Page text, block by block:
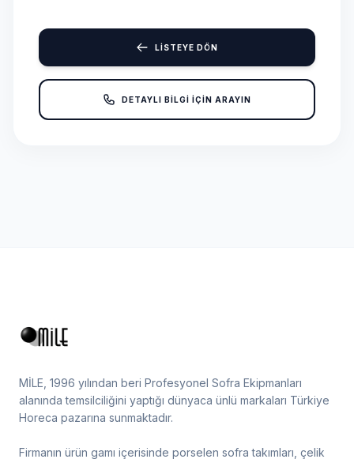
LİSTEYE DÖN
DETAYLI BİLGİ İÇİN ARAYIN
MİLE, 1996 yılından beri Profesyonel Sofra Ekipmanları
alanında temsilciliğini yaptığı dünyaca ünlü markaları Türkiye
Horeca pazarına sunmaktadır.
Firmanın ürün gamı içerisinde porselen sofra takımları, çelik